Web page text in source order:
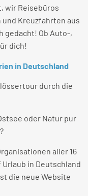
wir Reisebüros
Kreuzfahrten aus
gedacht! Ob Auto-,
dich!
in Deutschland
durch die
oder Natur pur
aller 16
in Deutschland
die neue Website